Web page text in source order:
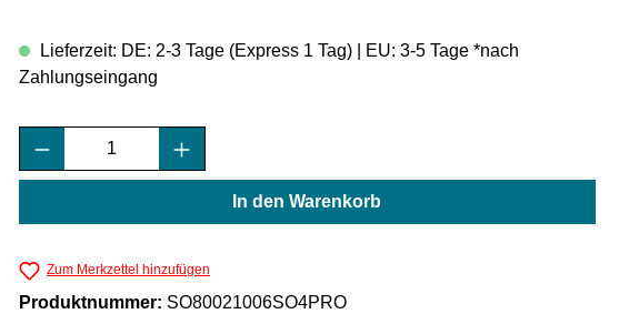
Lieferzeit: DE: 2-3 Tage (Express 1 Tag) | EU: 3-5 Tage *nach
Zahlungseingang
Produkt Anzahl: Gib den gewünschten Wert ein
In den Warenkorb
Zum Merkzettel hinzufügen
Produktnummer: SO80021006SO4PRO